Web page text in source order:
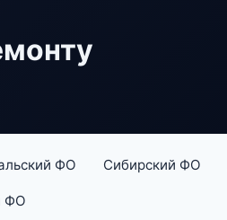
ФО Сибирский ФО
ФО